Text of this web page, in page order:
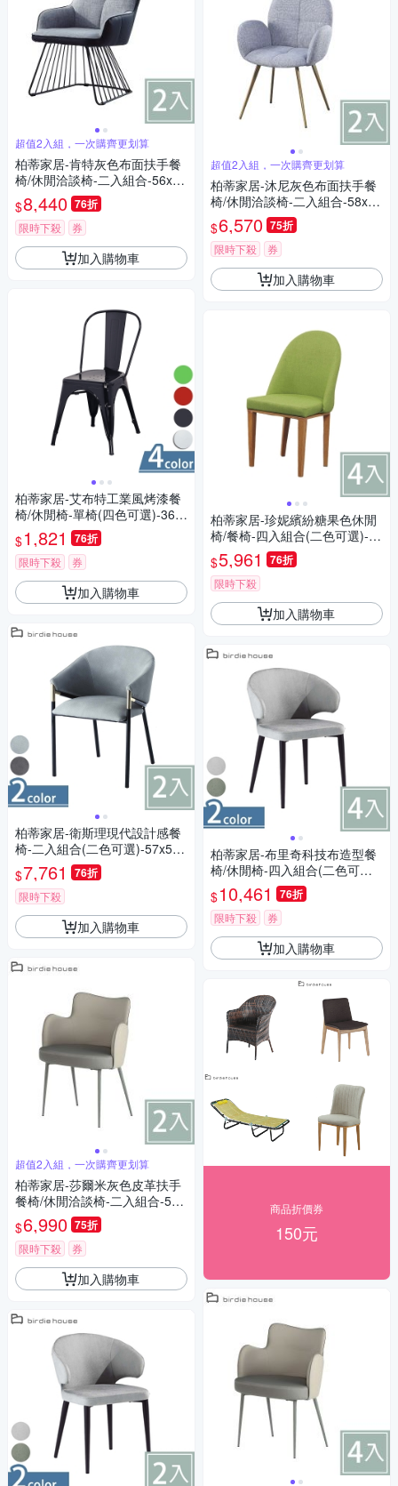
超值2入組，一次購齊更划算
柏蒂家居-肯特灰色布面扶手餐
椅/休閒洽談椅-二入組合-56x46
x80cm
$8,440 76折
限時下殺 券
加入購物車
柏蒂家居-艾布特工業風烤漆餐
椅/休閒椅-單椅(四色可選)-36x
37x85cm
$1,821 76折
限時下殺 券
加入購物車
柏蒂家居-衛斯理現代設計感餐
椅-二入組合(二色可選)-57x52x
78cm
$7,761 76折
限時下殺
加入購物車
超值2入組，一次購齊更划算
柏蒂家居-莎爾米灰色皮革扶手
餐椅/休閒洽談椅-二入組合-56x
62x82cm
$6,990 75折
限時下殺 券
加入購物車
超值2入組，一次購齊更划算
柏蒂家居-沐尼灰色布面扶手餐
椅/休閒洽談椅-二入組合-58x59
x83cm
$6,570 75折
限時下殺 券
加入購物車
柏蒂家居-珍妮繽紛糖果色休閒
椅/餐椅-四入組合(二色可選)-48
x44x93cm
$5,961 76折
限時下殺
加入購物車
柏蒂家居-布里奇科技布造型餐
椅/休閒椅-四入組合(二色可選)-
57x54x78cm
$10,461 76折
限時下殺 券
加入購物車
商品折價券
150元